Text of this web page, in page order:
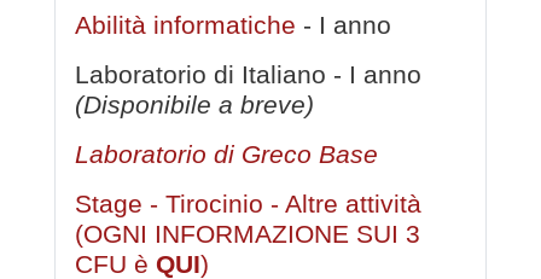
Abilità informatiche - I anno
Laboratorio di Italiano - I anno
(Disponibile a breve)
Laboratorio di Greco Base
Stage - Tirocinio - Altre attività
(OGNI INFORMAZIONE SUI 3
CFU è QUI)